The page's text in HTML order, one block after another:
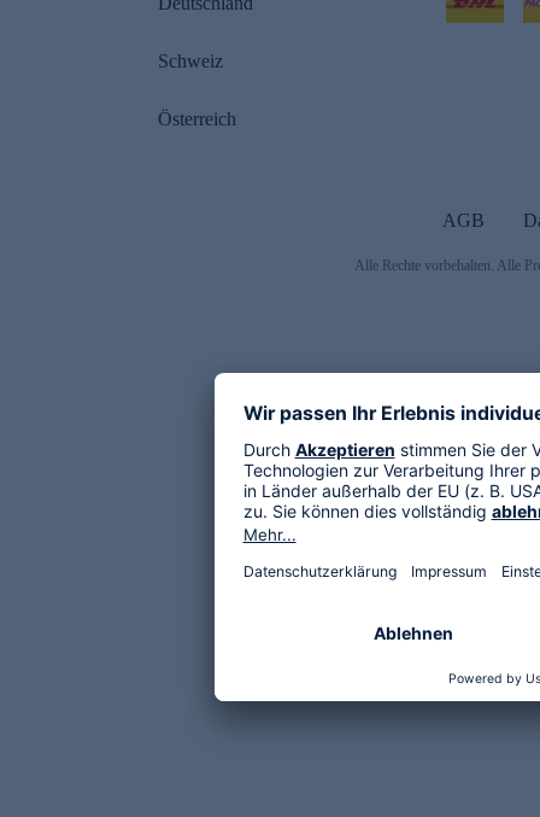
Schweiz
Österreich
AGB
Alle Rechte vorbehalten. Alle